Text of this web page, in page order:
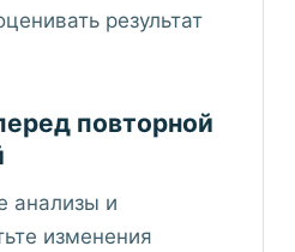
результат
повторной
анализы и
изменения